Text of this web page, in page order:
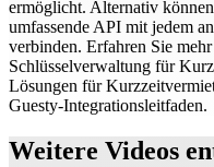
ermöglicht. Alternativ
umfassende API mit jedem
verbinden. Erfahren Sie
Schlüsselverwaltung für
Lösungen für
Guesty-Integrationsleitfaden.
Weitere Videos